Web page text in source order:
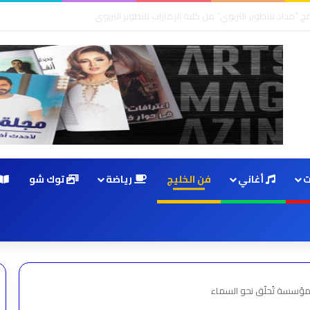
أغاني فن الخليج رياضة توك شو
مؤسسة تُحلّق نحو السماء